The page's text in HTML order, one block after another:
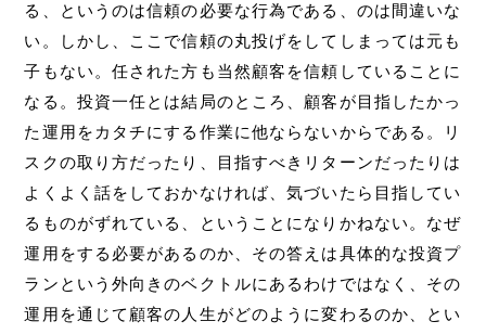
る、というのは信頼の必要な行為である、のは間違いな
い。しかし、ここで信頼の丸投げをしてしまっては元も
子もない。任された方も当然顧客を信頼していることに
なる。投資一任とは結局のところ、顧客が目指したかっ
た運用をカタチにする作業に他ならないからである。リ
スクの取り方だったり、目指すべきリターンだったりは
よくよく話をしておかなければ、気づいたら目指してい
るものがずれている、ということになりかねない。なぜ
運用をする必要があるのか、その答えは具体的な投資プ
ランという外向きのベクトルにあるわけではなく、その
運用を通じて顧客の人生がどのように変わるのか、とい